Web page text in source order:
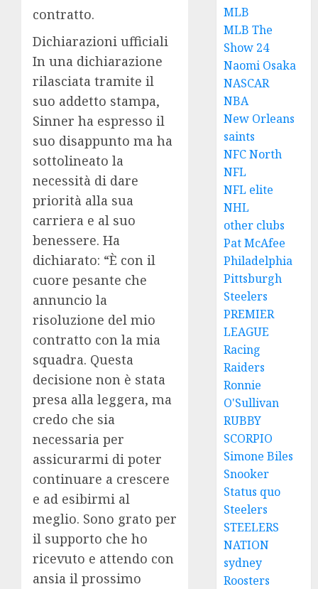
contratto.
Dichiarazioni ufficiali
In una dichiarazione
rilasciata tramite il
suo addetto stampa,
Sinner ha espresso il
suo disappunto ma ha
sottolineato la
necessità di dare
priorità alla sua
carriera e al suo
benessere. Ha
dichiarato: “È con il
cuore pesante che
annuncio la
risoluzione del mio
contratto con la mia
squadra. Questa
decisione non è stata
presa alla leggera, ma
credo che sia
necessaria per
assicurarmi di poter
continuare a crescere
e ad esibirmi al
meglio. Sono grato per
il supporto che ho
ricevuto e attendo con
ansia il prossimo
MLB
MLB The
Show 24
Naomi Osaka
NASCAR
NBA
New Orleans
saints
NFC North
NFL
NFL elite
NHL
other clubs
Pat McAfee
Philadelphia
Pittsburgh
Steelers
PREMIER
LEAGUE
Racing
Raiders
Ronnie
O'Sullivan
RUBBY
SCORPIO
Simone Biles
Snooker
Status quo
Steelers
STEELERS
NATION
sydney
Roosters